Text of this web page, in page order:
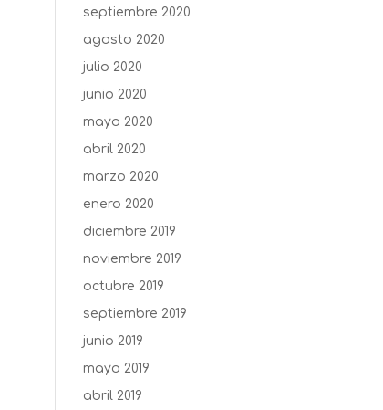
septiembre 2020
agosto 2020
julio 2020
junio 2020
mayo 2020
abril 2020
marzo 2020
enero 2020
diciembre 2019
noviembre 2019
octubre 2019
septiembre 2019
junio 2019
mayo 2019
abril 2019